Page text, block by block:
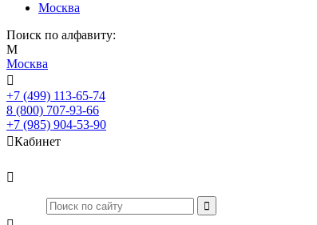
Москва
Поиск по алфавиту:
М
Москва

+7 (499) 113-65-74
8 (800) 707-93-66
+7 (985) 904-53-90
Кабинет
